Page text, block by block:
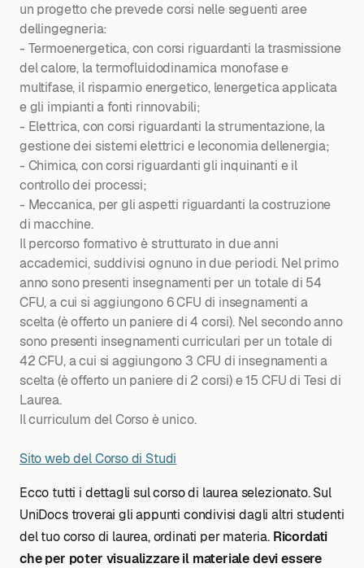
un progetto che prevede corsi nelle seguenti aree
dellingegneria:
- Termoenergetica, con corsi riguardanti la trasmissione
del calore, la termofluidodinamica monofase e
multifase, il risparmio energetico, lenergetica applicata
e gli impianti a fonti rinnovabili;
- Elettrica, con corsi riguardanti la strumentazione, la
gestione dei sistemi elettrici e leconomia dellenergia;
- Chimica, con corsi riguardanti gli inquinanti e il
controllo dei processi;
- Meccanica, per gli aspetti riguardanti la costruzione
di macchine.
Il percorso formativo è strutturato in due anni
accademici, suddivisi ognuno in due periodi. Nel primo
anno sono presenti insegnamenti per un totale di 54
CFU, a cui si aggiungono 6 CFU di insegnamenti a
scelta (è offerto un paniere di 4 corsi). Nel secondo anno
sono presenti insegnamenti curriculari per un totale di
42 CFU, a cui si aggiungono 3 CFU di insegnamenti a
scelta (è offerto un paniere di 2 corsi) e 15 CFU di Tesi di
Laurea.
Il curriculum del Corso è unico.
Sito web del Corso di Studi
Ecco tutti i dettagli sul corso di laurea selezionato. Sul
UniDocs troverai gli appunti condivisi dagli altri studenti
del tuo corso di laurea, ordinati per materia. Ricordati
che per poter visualizzare il materiale devi essere